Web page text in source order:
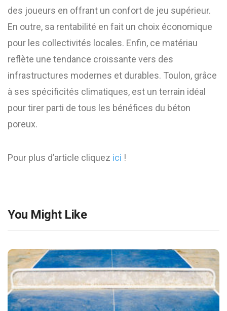
des joueurs en offrant un confort de jeu supérieur.
En outre, sa rentabilité en fait un choix économique
pour les collectivités locales. Enfin, ce matériau
reflète une tendance croissante vers des
infrastructures modernes et durables. Toulon, grâce
à ses spécificités climatiques, est un terrain idéal
pour tirer parti de tous les bénéfices du béton
poreux.
Pour plus d’article cliquez ici !
You Might Like